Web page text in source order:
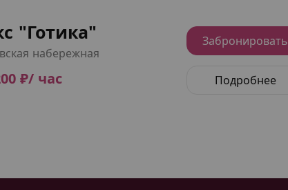
"Готика"
набережная
₽/ час
Забронировать
Подробнее